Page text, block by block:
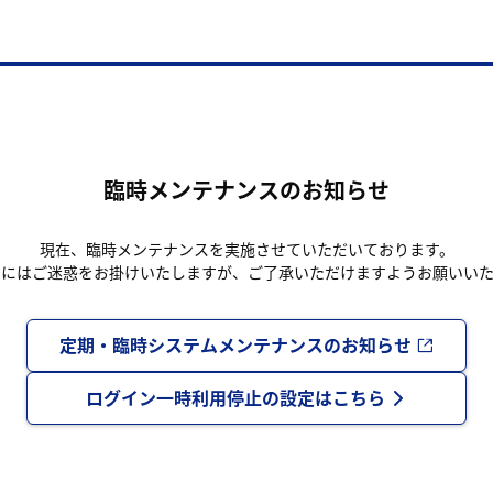
臨時メンテナンスのお知らせ
現在、臨時メンテナンスを実施させていただいております。
はご迷惑をお掛けいたしますが、ご了承いただけますようお願いい
定期・臨時システムメンテナンスのお知らせ
ログイン一時利用停止の設定はこちら